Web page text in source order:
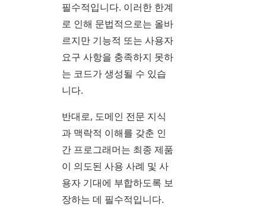
필수적입니다. 이러한 한계
로 인해 문법적으로는 올바
르지만 기능적 또는 사용자
요구 사항을 충족하지 못하
는 코드가 생성될 수 있습
니다.
반대로, 도메인 전문 지식
과 맥락적 이해를 갖춘 인
간 프로그래머는 최종 제품
이 의도된 사용 사례 및 사
용자 기대에 부합하도록 보
장하는 데 필수적입니다.